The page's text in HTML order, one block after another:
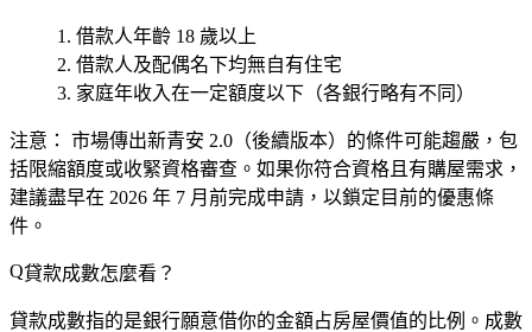
借款人年齡 18 歲以上
借款人及配偶名下均無自有住宅
家庭年收入在一定額度以下（各銀行略有不同）
注意： 市場傳出新青安 2.0（後續版本）的條件可能趨嚴，包
括限縮額度或收緊資格審查。如果你符合資格且有購屋需求，
建議盡早在 2026 年 7 月前完成申請 ，以鎖定目前的優惠條
件。
貸款成數怎麼看？
貸款成數指的是銀行願意借你的金額占房屋價值的比例。成數